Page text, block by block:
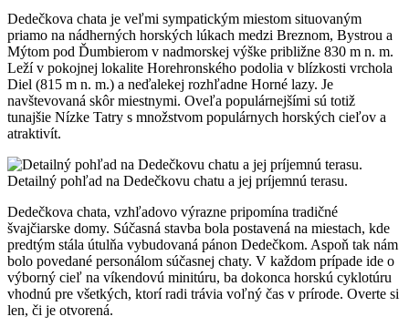
Dedečkova chata je veľmi sympatickým miestom situovaným
priamo na nádherných horských lúkach medzi Breznom, Bystrou a
Mýtom pod Ďumbierom v nadmorskej výške približne 830 m n. m.
Leží v pokojnej lokalite Horehronského podolia v blízkosti vrchola
Diel (815 m n. m.) a neďalekej rozhľadne Horné lazy. Je
navštevovaná skôr miestnymi. Oveľa populárnejšími sú totiž
tunajšie Nízke Tatry s množstvom populárnych horských cieľov a
atraktivít.
Detailný pohľad na Dedečkovu chatu a jej príjemnú terasu.
Dedečkova chata, vzhľadovo výrazne pripomína tradičné
švajčiarske domy. Súčasná stavba bola postavená na miestach, kde
predtým stála útulňa vybudovaná pánon Dedečkom. Aspoň tak nám
bolo povedané personálom súčasnej chaty. V každom prípade ide o
výborný cieľ na víkendovú minitúru, ba dokonca horskú cyklotúru
vhodnú pre všetkých, ktorí radi trávia voľný čas v prírode. Overte si
len, či je otvorená.